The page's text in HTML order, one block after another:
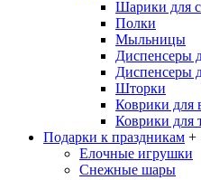
Шарики для
Полки
Мыльницы
Диспенсеры
Диспенсеры
Шторки
Коврики для
Коврики для
Подарки к праздникам +
Елочные игрушки
Снежные шары